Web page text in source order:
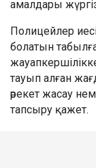
амалдары
Полицейлер
болатын
тауып алған
әрекет жасау
тапсыру қажет.